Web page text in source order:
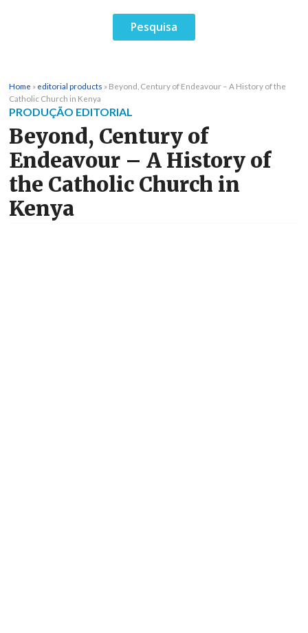
Home » editorial products » Beyond, Century of Endeavour – A History of the
Catholic Church in Kenya
PRODUÇÃO EDITORIAL
Beyond, Century of
Endeavour – A History of
the Catholic Church in
Kenya